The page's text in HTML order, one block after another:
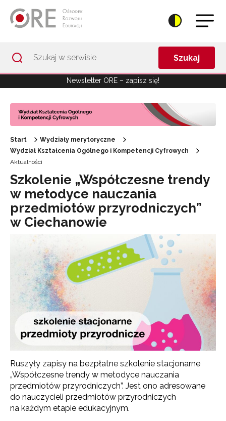
Szukaj
Newsletter ORE – zapisz się!
Start
Wydziały merytoryczne
Wydział Kształcenia Ogólnego i Kompetencji Cyfrowych
Aktualności
Szkolenie „Współczesne trendy
w metodyce nauczania
przedmiotów przyrodniczych”
w Ciechanowie
Ruszyły zapisy na bezpłatne szkolenie stacjonarne
„Współczesne trendy w metodyce nauczania
przedmiotów przyrodniczych”. Jest ono adresowane
do nauczycieli przedmiotów przyrodniczych
na każdym etapie edukacyjnym.